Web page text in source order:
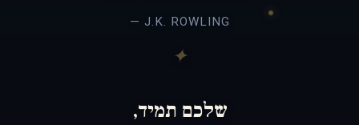
— J.K. ROWLING
שלכם תמיד,